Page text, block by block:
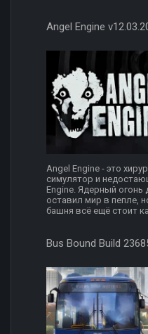
Angel Engine
Angel Engine - это
симулятор и
Engine. Ядерный огонь
оставил мир в пепле,
башня всё ещё стоит
Bus Bound Build